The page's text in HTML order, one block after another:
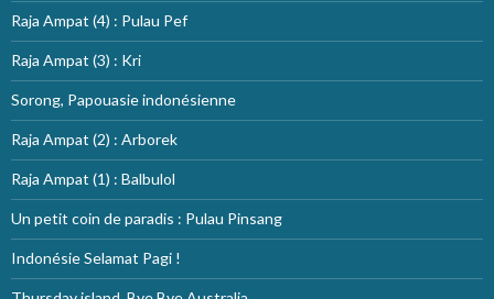
Raja Ampat (4) : Pulau Pef
Raja Ampat (3) : Kri
Sorong, Papouasie indonésienne
Raja Ampat (2) : Arborek
Raja Ampat (1) : Balbulol
Un petit coin de paradis : Pulau Pinsang
Indonésie Selamat Pagi !